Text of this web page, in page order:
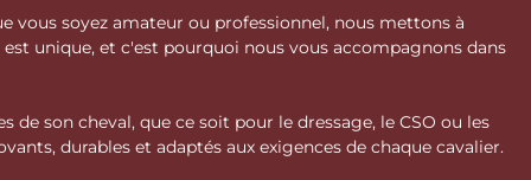
vous soyez amateur ou professionnel, nous mettons à
unique, et c'est pourquoi nous vous accompagnons dans
son cheval, que ce soit pour le dressage, le CSO ou les
durables et adaptés aux exigences de chaque cavalier.